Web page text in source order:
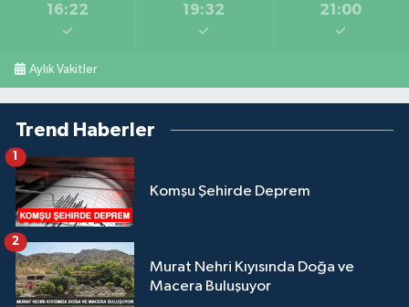
16:22 19:32 21:00
Aylık Vakitler
Trend Haberler
Komşu Şehirde Deprem
1
Murat Nehri Kıyısında Doğa ve
Macera Buluşuyor
2